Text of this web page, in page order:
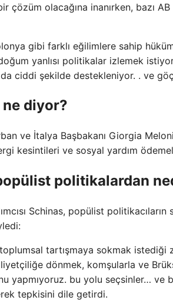
çözüm olacağına inanırken, bazı
gibi farklı eğilimlere sahip
yanlısı politikalar izlemek
ciddi şekilde destekleniyor. . ve
diyor?
ve İtalya Başbakanı Giorgia
kesintileri ve sosyal yardım
politikalardan
Schinas, popülist politikacıların
tartışmaya sokmak istediği
dönmek, komşularla ve
yapmıyoruz. bu yolu seçsinler… ve
tepkisini dile getirdi.